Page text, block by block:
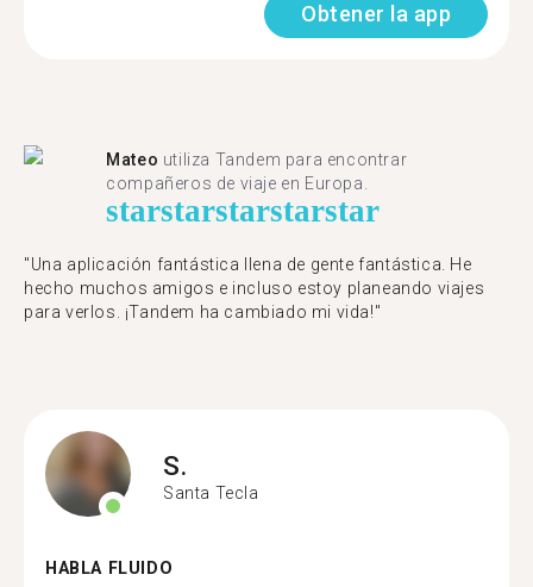
Obtener la app
Mateo utiliza Tandem para encontrar
compañeros de viaje en Europa.
starstarstarstarstar
"Una aplicación fantástica llena de gente fantástica. He
hecho muchos amigos e incluso estoy planeando viajes
para verlos. ¡Tandem ha cambiado mi vida!"
S.
Santa Tecla
HABLA FLUIDO